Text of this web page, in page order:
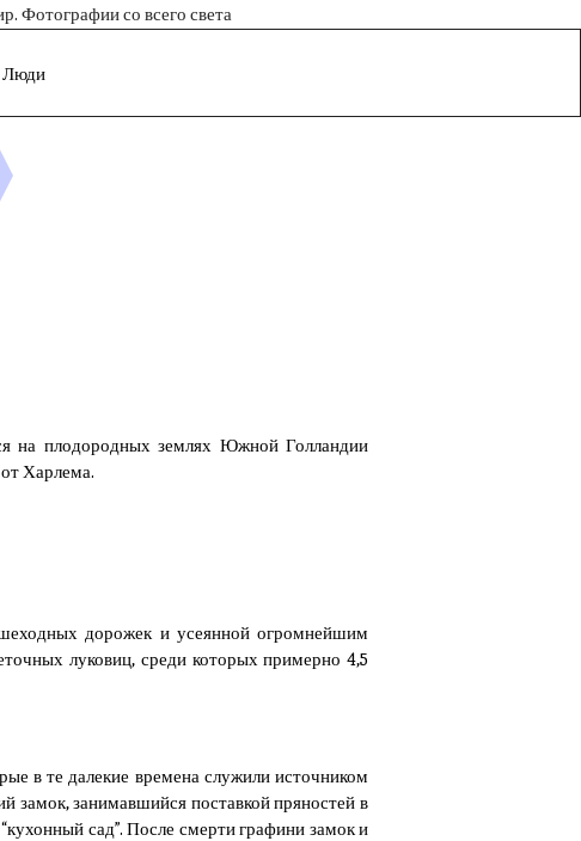
Фотографии со всего света
Люди
на плодородных землях Южной Голландии
Харлема.
дорожек и усеянной огромнейшим
луковиц, среди которых примерно 4,5
в те далекие времена служили источником
замок, занимавшийся поставкой пряностей в
сад”. После смерти графини замок и